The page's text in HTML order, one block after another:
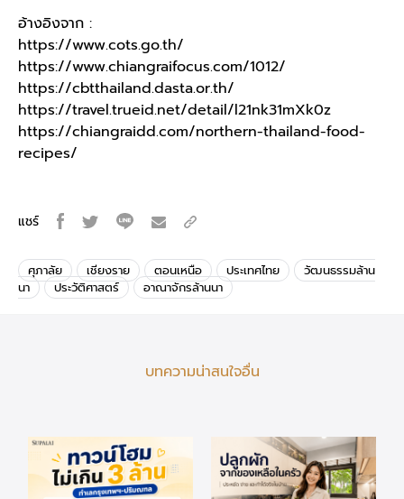
อ้างอิงจาก :
https://www.cots.go.th/
https://www.chiangraifocus.com/1012/
https://cbtthailand.dasta.or.th/
https://travel.trueid.net/detail/l21nk31mXk0z
https://chiangraidd.com/northern-thailand-food-
recipes/
แชร์
ศุภาลัย เชียงราย ตอนเหนือ ประเทศไทย
วัฒนธรรมล้าน
นา
ประวัติศาสตร์ อาณาจักรล้านนา
บทความน่าสนใจอื่น